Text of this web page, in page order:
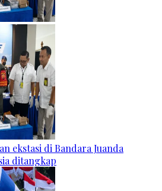
ekstasi di Bandara Juanda
ditangkap